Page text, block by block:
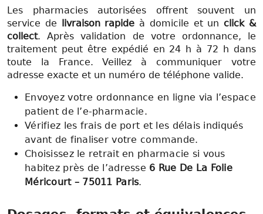
Les pharmacies autorisées offrent souvent un
service de livraison rapide à domicile et un click &
collect. Après validation de votre ordonnance, le
traitement peut être expédié en 24 h à 72 h dans
toute la France. Veillez à communiquer votre
adresse exacte et un numéro de téléphone valide.
Envoyez votre ordonnance en ligne via l’espace
patient de l’e-pharmacie.
Vérifiez les frais de port et les délais indiqués
avant de finaliser votre commande.
Choisissez le retrait en pharmacie si vous
habitez près de l’adresse 6 Rue De La Folie
Méricourt – 75011 Paris.